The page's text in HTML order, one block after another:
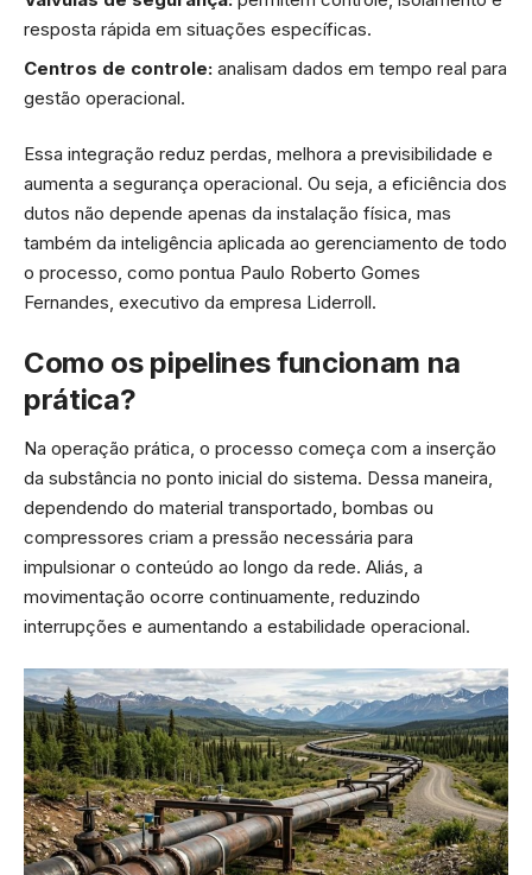
resposta rápida em situações específicas.
Centros de controle: analisam dados em tempo real para
gestão operacional.
Essa integração reduz perdas, melhora a previsibilidade e
aumenta a segurança operacional. Ou seja, a eficiência dos
dutos não depende apenas da instalação física, mas
também da inteligência aplicada ao gerenciamento de todo
o processo, como pontua Paulo Roberto Gomes
Fernandes, executivo da empresa Liderroll.
Como os pipelines funcionam na
prática?
Na operação prática, o processo começa com a inserção
da substância no ponto inicial do sistema. Dessa maneira,
dependendo do material transportado, bombas ou
compressores criam a pressão necessária para
impulsionar o conteúdo ao longo da rede. Aliás, a
movimentação ocorre continuamente, reduzindo
interrupções e aumentando a estabilidade operacional.